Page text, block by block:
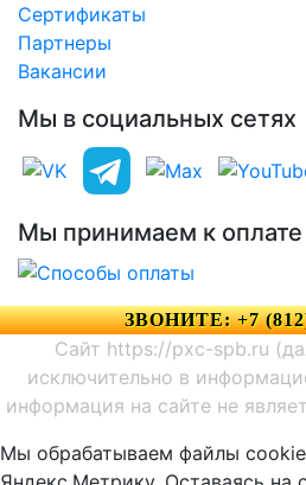
Сертификаты
Партнеры
Вакансии
Мы в социальных сетях
Мы принимаем к оплате
ЗВОНИТЕ: +7
Сайт https://pxc-spb.ru
исключительно в
информация на сайте не
Мы обрабатываем файлы